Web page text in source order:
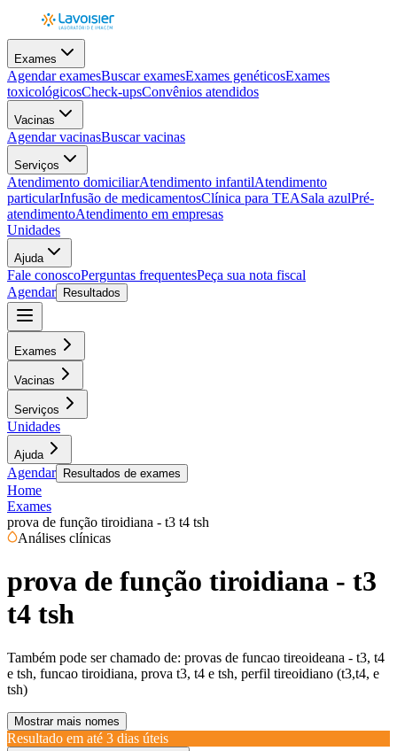
Exames
Agendar examesBuscar examesExames genéticosExames
toxicológicosCheck-upsConvênios atendidos
Vacinas
Agendar vacinasBuscar vacinas
Serviços
Atendimento domiciliarAtendimento infantilAtendimento
particularInfusão de medicamentosClínica para TEASala azulPré-
atendimentoAtendimento em empresas
Unidades
Ajuda
Fale conoscoPerguntas frequentesPeça sua nota fiscal
Agendar
Resultados
Exames
Vacinas
Serviços
Unidades
Ajuda
Agendar Resultados de exames
Home
Exames
prova de função tiroidiana - t3 t4 tsh
Análises clínicas
prova de função tiroidiana - t3
t4 tsh
Também pode ser chamado de: provas de funcao tireoideana - t3, t4
e tsh, funcao tiroidiana, prova t3, t4 e tsh, perfil tireoidiano (t3,t4, e
tsh)
Mostrar mais nomes
Resultado em até 3 dias úteis